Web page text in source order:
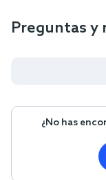
Preguntas y
¿No has